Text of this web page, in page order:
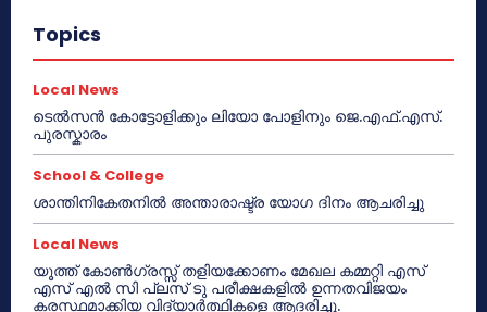
Topics
Local News
ടെൽസൻ കോട്ടോളിക്കും ലിയോ പോളിനും ജെ.എഫ്.എസ്.
പുരസ്കാരം
School & College
ശാന്തിനികേതനിൽ അന്താരാഷ്ട്ര യോഗ ദിനം ആചരിച്ചു
Local News
യൂത്ത് കോൺഗ്രസ്സ് തളിയക്കോണം മേഖല കമ്മറ്റി എസ്
എസ് എൽ സി പ്ലസ് ടു പരീക്ഷകളിൽ ഉന്നതവിജയം
കരസ്ഥമാക്കിയ വിദ്യാർത്ഥികളെ ആദരിച്ചു.